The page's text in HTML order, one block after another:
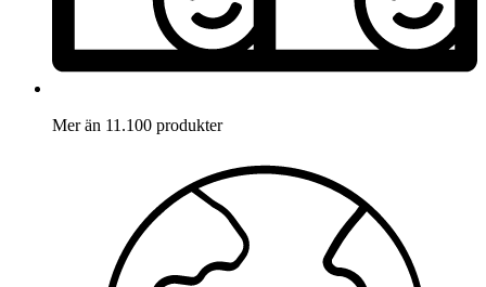
Mer än 11.100 produkter